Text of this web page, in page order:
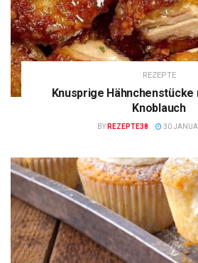
REZEPTE
Knusprige Hähnchenstücke
Knoblauch
BY REZEPTE38 30